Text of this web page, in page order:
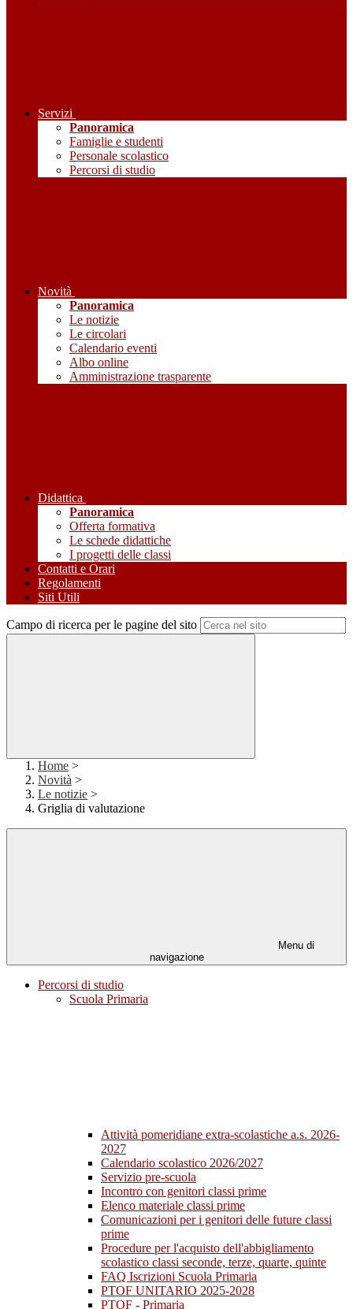
Servizi
Panoramica
Famiglie e studenti
Personale scolastico
Percorsi di studio
Novità
Panoramica
Le notizie
Le circolari
Calendario eventi
Albo online
Amministrazione trasparente
Didattica
Panoramica
Offerta formativa
Le schede didattiche
I progetti delle classi
Contatti e Orari
Regolamenti
Siti Utili
Campo di ricerca per le pagine del sito
Home >
Novità >
Le notizie >
Griglia di valutazione
Menu di
navigazione
Percorsi di studio
Scuola Primaria
Attività pomeridiane extra-scolastiche a.s. 2026-
2027
Calendario scolastico 2026/2027
Servizio pre-scuola
Incontro con genitori classi prime
Elenco materiale classi prime
Comunicazioni per i genitori delle future classi
prime
Procedure per l'acquisto dell'abbigliamento
scolastico classi seconde, terze, quarte, quinte
FAQ Iscrizioni Scuola Primaria
PTOF UNITARIO 2025-2028
PTOF - Primaria